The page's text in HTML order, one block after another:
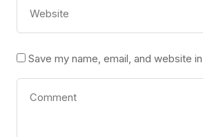
Save my name, email, and website